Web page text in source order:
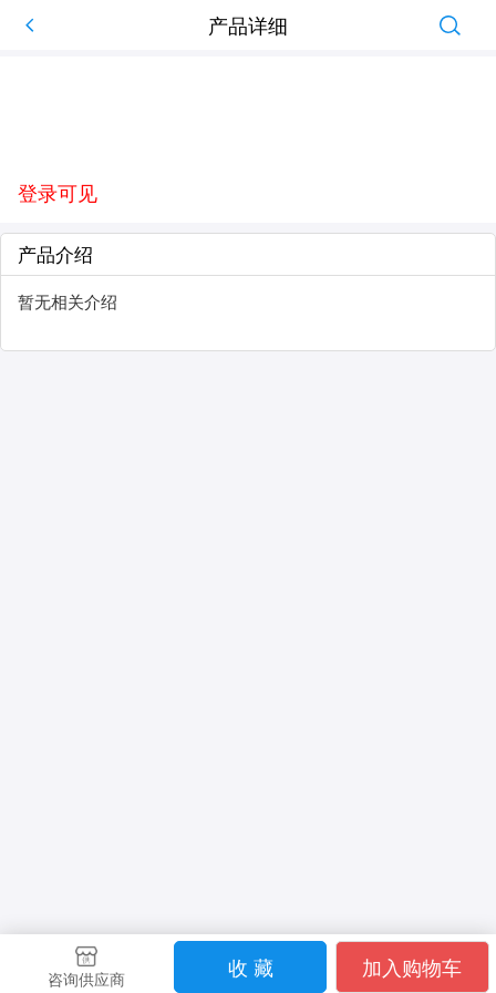
产品详细
登录可见
产品介绍
暂无相关介绍
咨询供应商 收 藏 加入购物车